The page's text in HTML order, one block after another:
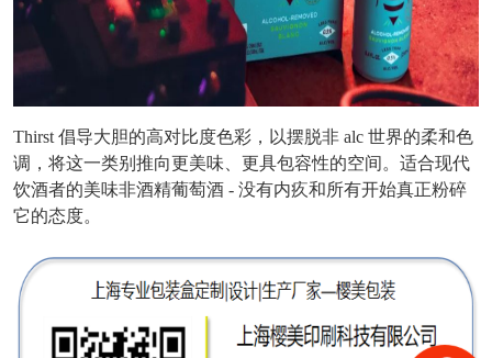
Thirst 倡导大胆的高对比度色彩，以摆脱非 alc 世界的柔和色
调，将这一类别推向更美味、更具包容性的空间。适合现代
饮酒者的美味非酒精葡萄酒 - 没有内疚和所有开始真正粉碎
它的态度。